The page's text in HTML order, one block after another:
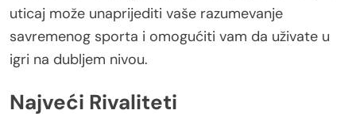
uticaj može unaprijediti vaše razumevanje
savremenog sporta i omogućiti vam da uživate u
igri na dubljem nivou.
Najveći Rivaliteti